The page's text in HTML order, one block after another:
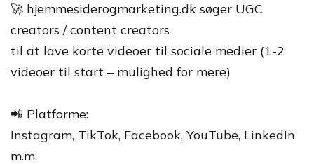
🚀 hjemmesiderogmarketing.dk søger UGC
creators / content creators
til at lave korte videoer til sociale medier (1-2
videoer til start – mulighed for mere)
📲 Platforme:
Instagram, TikTok, Facebook, YouTube, LinkedIn
m.m.